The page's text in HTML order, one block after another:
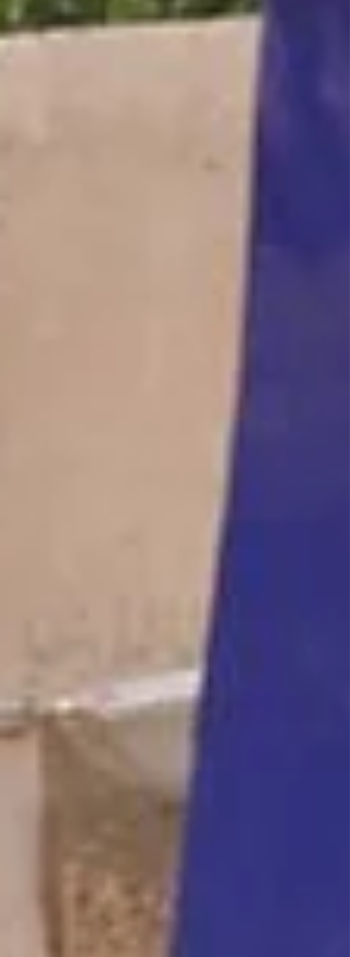
dal Saudi Program for the Development and
Reconstruction of Yemen, è stato disposto